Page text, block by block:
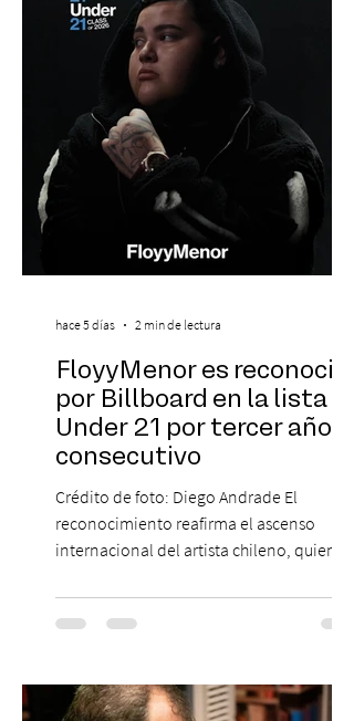
de energía, guitarras y canciones que han
marcado su breve pero exitosa trayectoria.
FloyyMenor es reconocido
por Billboard en la lista 21
Under 21 por tercer año
consecutivo
Crédito de foto: Diego Andrade El
reconocimiento reafirma el ascenso
internacional del artista chileno, quien
en la escena global. MIAMI, FL (3 de agosto
de 2026) — FloyyMenor ha sido
Under 21 por tercer año consecutivo,
formando parte una vez más de la
hace 5 días 2 min de lectura